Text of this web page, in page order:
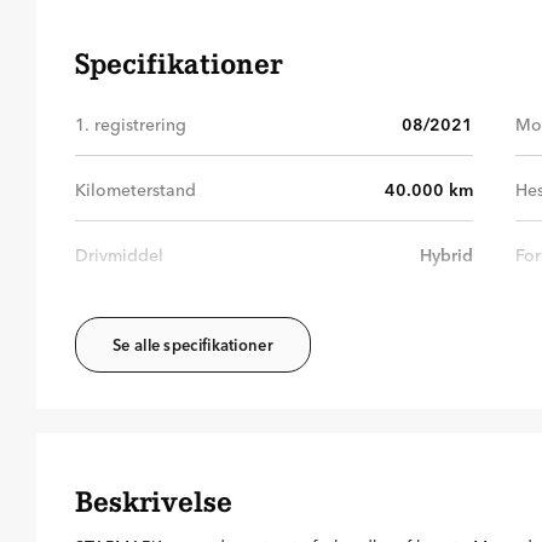
Specifikationer
1. registrering 08/2021
Kilometerstand 40.000 km
Drivmiddel Hybrid
Se alle specifikationer
Beskrivelse